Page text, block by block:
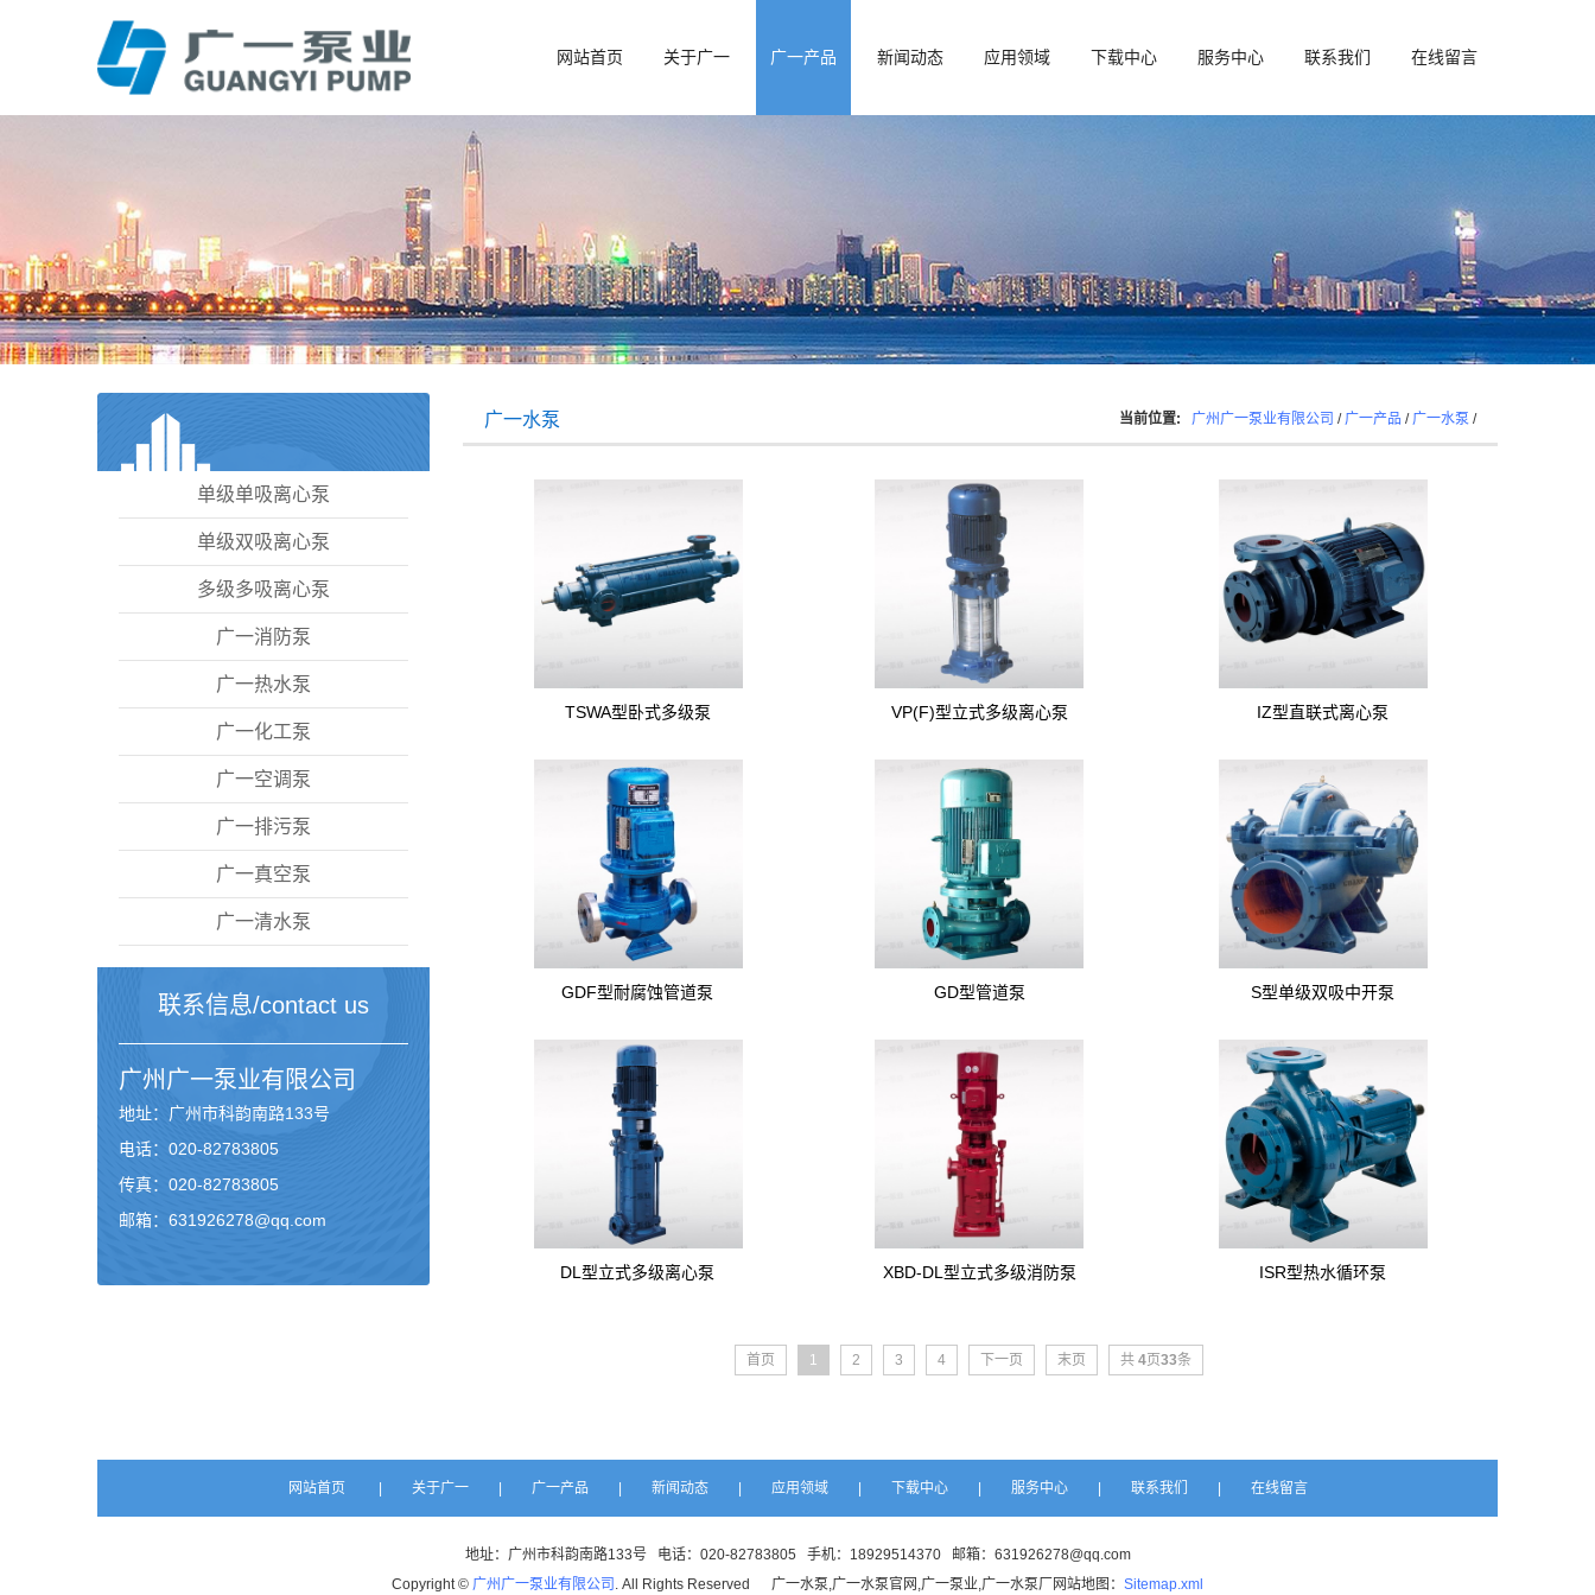
网站首页 关于广一 广一产品 新闻动态 应用领域 下载中心 服务中心 联系我们 在线留言
单级单吸离心泵
单级双吸离心泵
多级多吸离心泵
广一消防泵
广一热水泵
广一化工泵
广一空调泵
广一排污泵
广一真空泵
广一清水泵
联系信息/contact us
广州 广一泵业有限公司
地址：广州市科韵南路133号
电话：020-82783805
传真：020-82783805
邮箱：631926278@qq.com
广一水泵 当前位置: 广州广一泵业有限公司 / 广一产品 / 广一水泵 /
TSWA型卧式多级泵 VP(F)型立式多级离心泵 IZ型直联式离心泵
GDF型耐腐蚀管道泵 GD型管道泵 S型单级双吸中开泵
DL型立式多级离心泵 XBD-DL型立式多级消防泵 ISR型热水循环泵
首页 1 2 3 4 下一页 末页 共 4页33条
网站首页 | 关于广一 | 广一产品 | 新闻动态 | 应用领域 | 下载中心 | 服务中心 | 联系我们 | 在线留言
地址：广州市科韵南路133号 电话：020-82783805 手机：18929514370 邮箱：631926278@qq.com
Copyright © 广州广一泵业有限公司 . All Rights Reserved 广一水泵,广一水泵官网,广一泵业,广一水泵厂网站地图： Sitemap.xml